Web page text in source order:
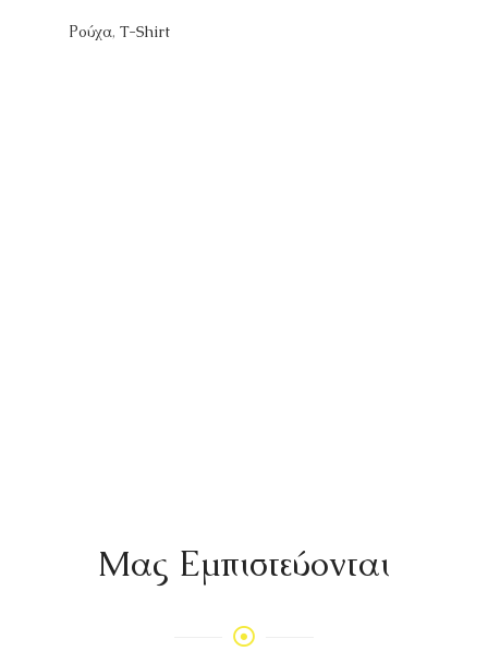
Ρούχα, T-Shirt
Mας Εμπιστεύονται